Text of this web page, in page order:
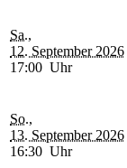
Sa.,
12. September 2026
17:00 Uhr
So.,
13. September 2026
16:30 Uhr